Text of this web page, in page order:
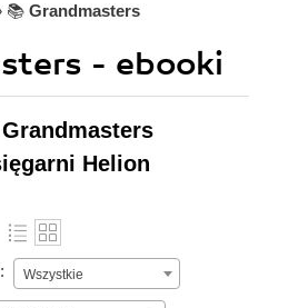
📚 Grandmasters
- ebooki
Helion
Wszystkie